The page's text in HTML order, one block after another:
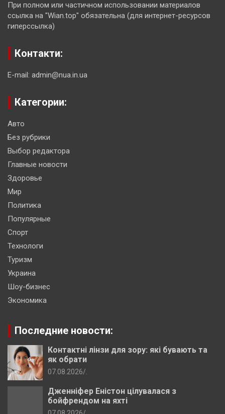
При полном или частичном использовании материалов
ссылка на "Wian.top" обязательна (для интернет-ресурсов
гиперссылка)
Контакти:
E-mail: admin@nua.in.ua
Категории:
Авто
Без рубрики
Выбор редактора
Главные новости
Здоровье
Мир
Политика
Популярные
Спорт
Технологи
Туризм
Украина
Шоу-бизнес
Экономика
Последние новости:
Контактні лінзи для зору: які бувають та
як обрати
07.08.2026 .
Дженніфер Еністон цілувалася з
бойфрендом на яхті